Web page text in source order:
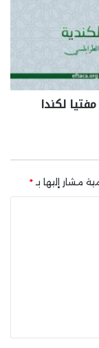
لكندا
مشار إليها بـ *